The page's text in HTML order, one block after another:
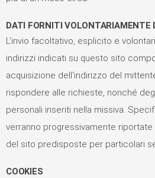
DATI FORNITI VOLONTARIAMENTE
L'invio facoltativo, esplicito e
indirizzi indicati su questo sito
acquisizione dell'indirizzo del
rispondere alle richieste, nonché
personali inseriti nella missiva.
verranno progressivamente
del sito predisposte per particolari
COOKIES